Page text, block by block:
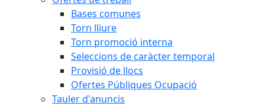
Bases comunes
Torn lliure
Torn promoció interna
Seleccions de caràcter temporal
Provisió de llocs
Ofertes Públiques Ocupació
Tauler d'anuncis